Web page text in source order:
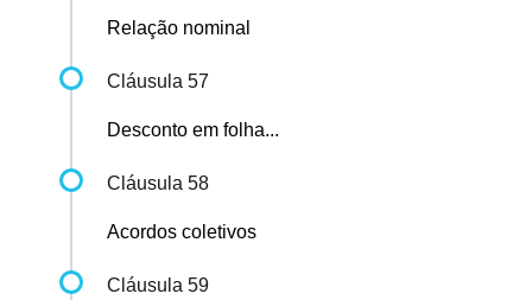
Relação nominal
Cláusula 57
Desconto em folha...
Cláusula 58
Acordos coletivos
Cláusula 59